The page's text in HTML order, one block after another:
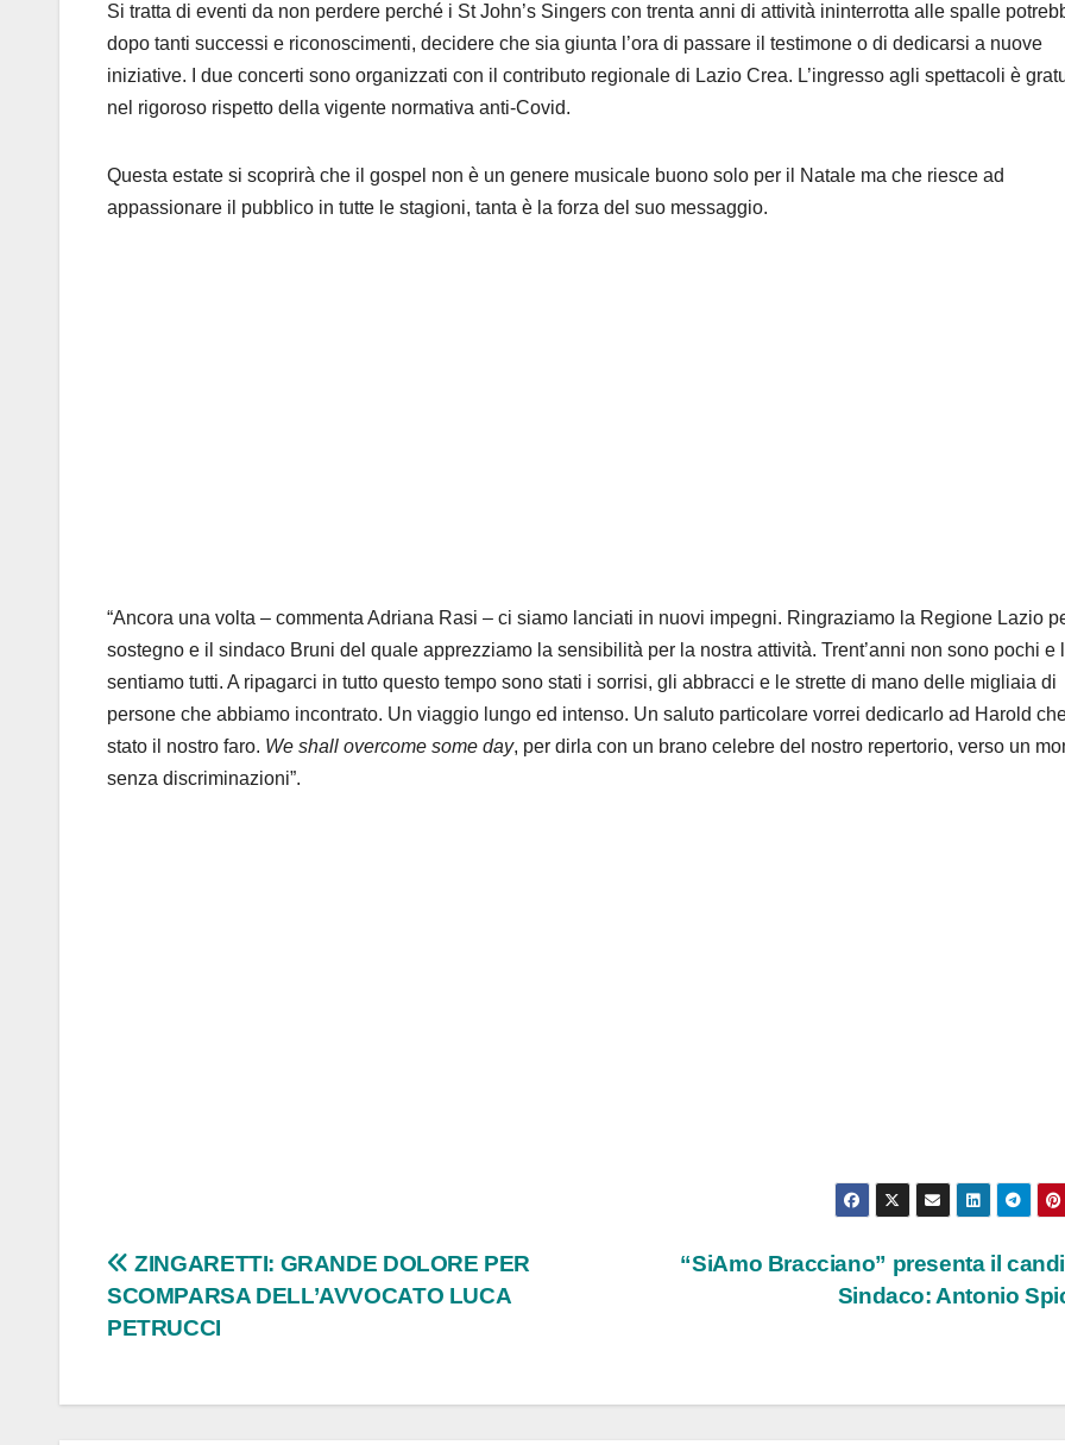
Si tratta di eventi da non perdere perché i St John’s Singers con trenta anni di attività ininterrotta alle spalle
dopo tanti successi e riconoscimenti, decidere che sia giunta l’ora di passare il testimone o di dedicarsi a nuove
iniziative. I due concerti sono organizzati con il contributo regionale di Lazio Crea. L’ingresso agli spettacoli è
nel rigoroso rispetto della vigente normativa anti-Covid.
Questa estate si scoprirà che il gospel non è un genere musicale buono solo per il Natale ma che riesce ad
appassionare il pubblico in tutte le stagioni, tanta è la forza del suo messaggio.
“Ancora una volta – commenta Adriana Rasi – ci siamo lanciati in nuovi impegni. Ringraziamo la Regione Lazio
sostegno e il sindaco Bruni del quale apprezziamo la sensibilità per la nostra attività. Trent’anni non sono pochi e
sentiamo tutti. A ripagarci in tutto questo tempo sono stati i sorrisi, gli abbracci e le strette di mano delle migliaia di
persone che abbiamo incontrato. Un viaggio lungo ed intenso. Un saluto particolare vorrei dedicarlo ad Harold
stato il nostro faro. We shall overcome some day, per dirla con un brano celebre del nostro repertorio, verso un
senza discriminazioni”.
Navigazione
articoli
“SiAmo Bracciano” presenta il
Sindaco: Antonio
ZINGARETTI: GRANDE DOLORE PER
SCOMPARSA DELL’AVVOCATO LUCA
PETRUCCI